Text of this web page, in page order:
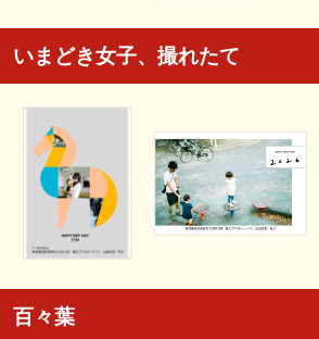
いまどき女子、撮れたて
百々葉